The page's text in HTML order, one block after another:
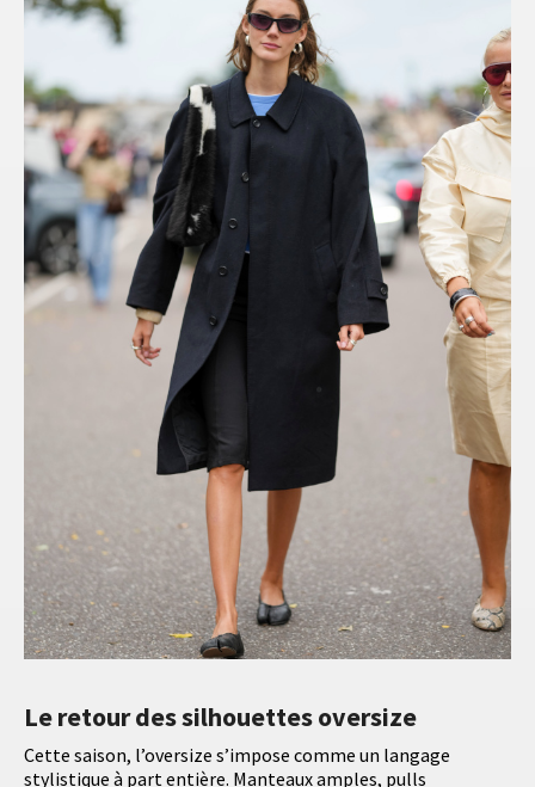
Le retour des silhouettes oversize
Cette saison, l’oversize s’impose comme un langage
stylistique à part entière. Manteaux amples, pulls